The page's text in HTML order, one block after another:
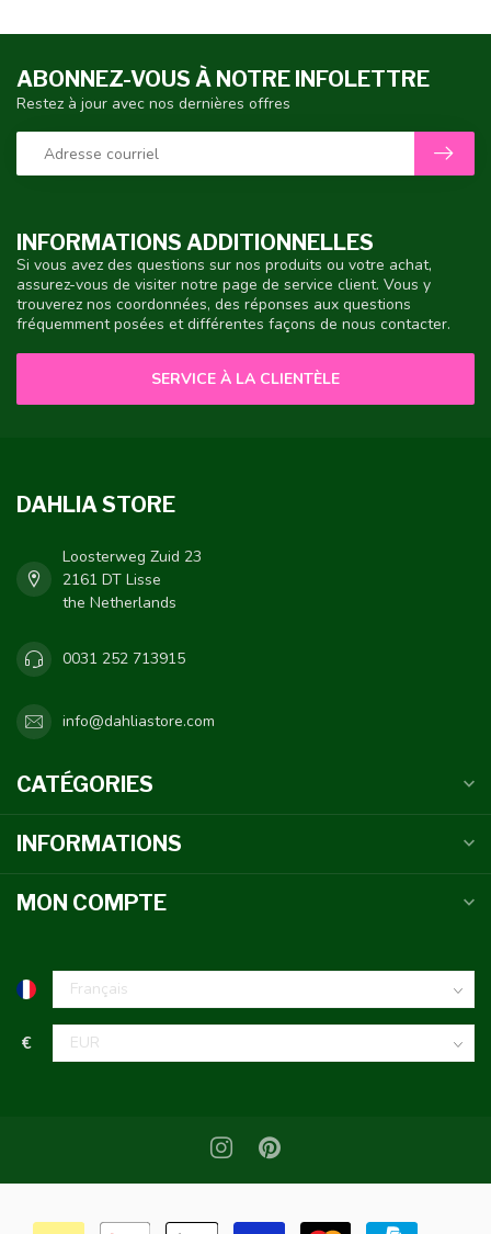
INFORMATIONS ADDITIONNELLES
Si vous avez des questions sur nos produits ou votre achat,
assurez-vous de visiter notre page de service client. Vous y
trouverez nos coordonnées, des réponses aux questions
fréquemment posées et différentes façons de nous contacter.
SERVICE À LA CLIENTÈLE
ABONNEZ-VOUS À NOTRE INFOLETTRE
Restez à jour avec nos dernières offres
DAHLIA STORE
Loosterweg Zuid 23
2161 DT Lisse
the Netherlands
0031 252 713915
info@dahliastore.com
CATÉGORIES
INFORMATIONS
MON COMPTE
€